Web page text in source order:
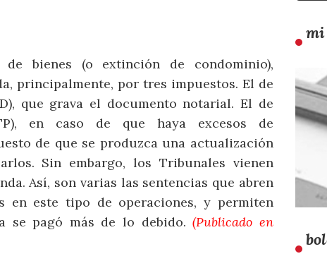
bienes (o extinción de condominio),
principalmente, por tres impuestos. El de
que grava el documento notarial. El de
en caso de que haya excesos de
de que se produzca una actualización
Sin embargo, los Tribunales vienen
Así, son varias las sentencias que abren
en este tipo de operaciones, y permiten
se pagó más de lo debido.(Publicado en
mi